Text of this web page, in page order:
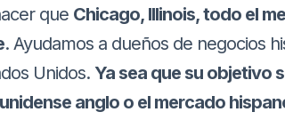
que Chicago, Illinois, todo el
. Ayudamos a dueños de negocios
Unidos. Ya sea que su objetivo
anglo o el mercado